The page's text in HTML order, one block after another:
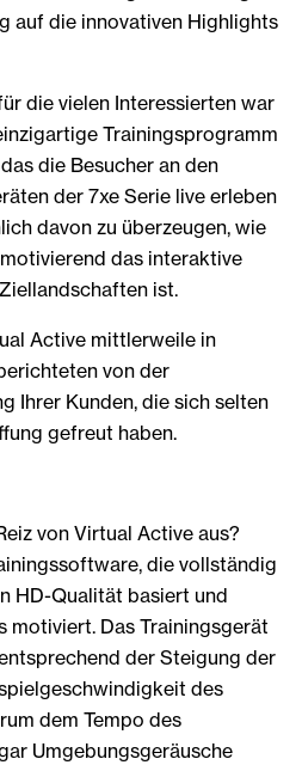
auf die innovativen Highlights
die vielen Interessierten war
Trainingsprogramm
die Besucher an den
der 7xe Serie live erleben
davon zu überzeugen, wie
das interaktive
ist.
Active mittlerweile in
von der
Ihrer Kunden, die sich selten
gefreut haben.
von Virtual Active aus?
die vollständig
HD-Qualität basiert und
motiviert. Das Trainingsgerät
der Steigung der
des
dem Tempo des
Umgebungsgeräusche